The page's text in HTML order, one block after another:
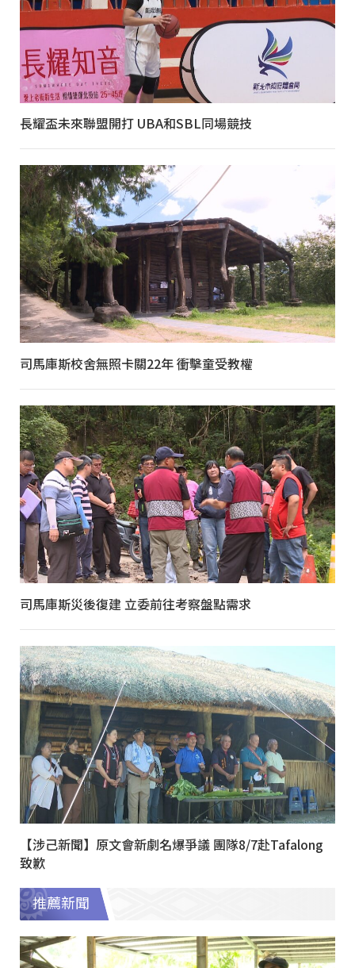
長耀盃未來聯盟開打 UBA和SBL同場競技
司馬庫斯校舍無照卡關22年 衝擊童受教權
司馬庫斯災後復建 立委前往考察盤點需求
【涉己新聞】原文會新劇名爆爭議 團隊8/7赴Tafalong
致歉
推薦新聞